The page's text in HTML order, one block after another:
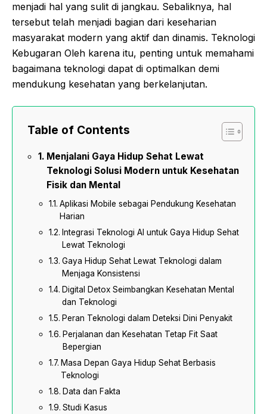
menjadi hal yang sulit di jangkau. Sebaliknya, hal
tersebut telah menjadi bagian dari keseharian
masyarakat modern yang aktif dan dinamis. Teknologi
Kebugaran Oleh karena itu, penting untuk memahami
bagaimana teknologi dapat di optimalkan demi
mendukung kesehatan yang berkelanjutan.
Table of Contents
Menjalani Gaya Hidup Sehat Lewat
Teknologi Solusi Modern untuk Kesehatan
Fisik dan Mental
Aplikasi Mobile sebagai Pendukung Kesehatan
Harian
Integrasi Teknologi AI untuk Gaya Hidup Sehat
Lewat Teknologi
Gaya Hidup Sehat Lewat Teknologi dalam
Menjaga Konsistensi
Digital Detox Seimbangkan Kesehatan Mental
dan Teknologi
Peran Teknologi dalam Deteksi Dini Penyakit
Perjalanan dan Kesehatan Tetap Fit Saat
Bepergian
Masa Depan Gaya Hidup Sehat Berbasis
Teknologi
Data dan Fakta
Studi Kasus